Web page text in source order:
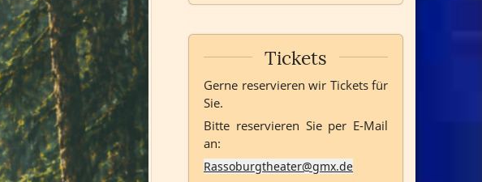
Tickets
Gerne reservieren wir Tickets für
Sie.
Bitte reservieren Sie per E-Mail
an:
Rassoburgtheater@gmx.de